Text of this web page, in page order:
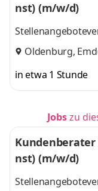
nst) (m/w/d)
Oldenburg,
in etwa 1 Stunde
Jobszu
nst) (m/w/d)